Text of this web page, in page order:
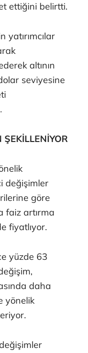
ettiğini belirtti.
yatırımcılar
altının
seviyesine
ŞEKİLLENİYOR
değişimler
göre
faiz artırma
fiyatlıyor.
yüzde 63
daha
yönelik